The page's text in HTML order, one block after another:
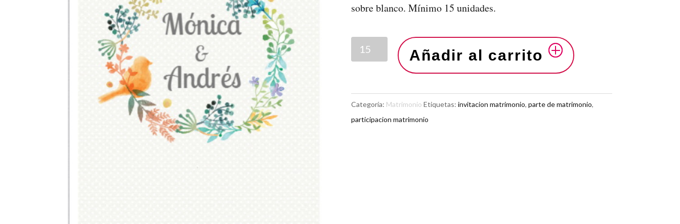
sobre blanco. Mínimo 15 unidades.
Añadir al carrito
Categoría: Matrimonio Etiquetas: invitacion matrimonio, parte de matrimonio,
participacion matrimonio